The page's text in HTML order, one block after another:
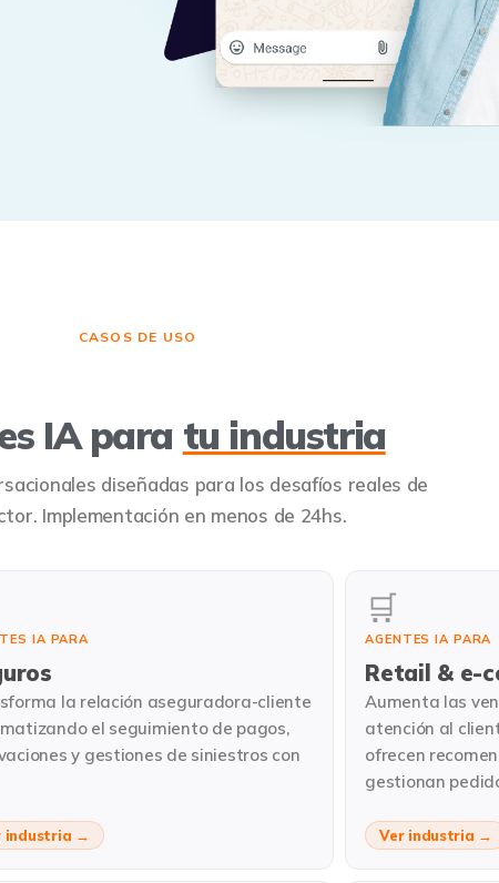
CASOS DE USO
IA para tu industria
diseñadas para los desafíos reales de
Implementación en menos de 24hs.
IA PARA
la relación aseguradora-cliente
el seguimiento de pagos,
y gestiones de siniestros con
industria →
🛒
AGENTES IA PARA
Retail & e-
Aumenta las
atención al
ofrecen
gestionan
Ver industria →